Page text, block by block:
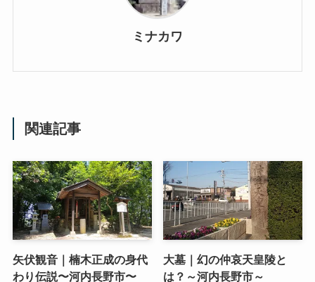
ミナカワ
関連記事
矢伏観音｜楠木正成の身代
わり伝説〜河内長野市〜
大墓｜幻の仲哀天皇陵と
は？～河内長野市～